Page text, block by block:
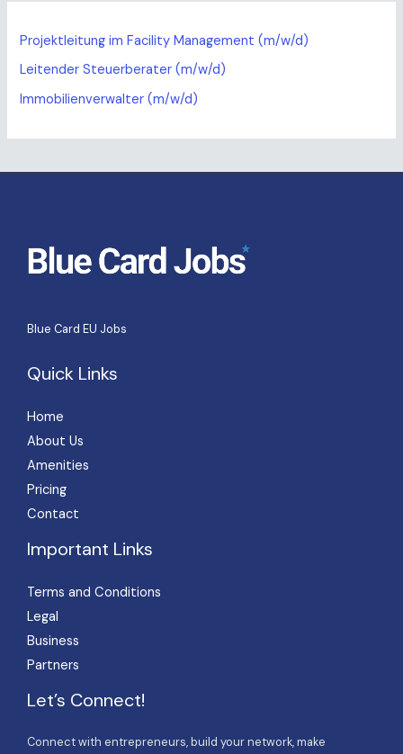
Projektleitung im Facility Management (m/w/d)
Leitender Steuerberater (m/w/d)
Immobilienverwalter (m/w/d)
Blue Card EU Jobs
Quick Links
Home
About Us
Amenities
Pricing
Contact
Important Links
Terms and Conditions
Legal
Business
Partners
Let’s Connect!
Connect with entrepreneurs, build your network, make